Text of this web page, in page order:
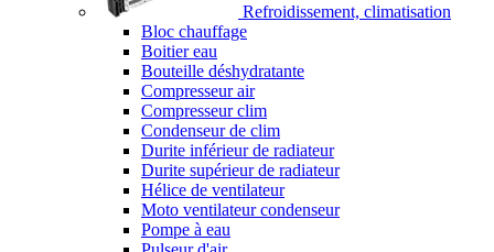
Refroidissement, climatisation
Bloc chauffage
Boitier eau
Bouteille déshydratante
Compresseur air
Compresseur clim
Condenseur de clim
Durite inférieur de radiateur
Durite supérieur de radiateur
Hélice de ventilateur
Moto ventilateur condenseur
Pompe à eau